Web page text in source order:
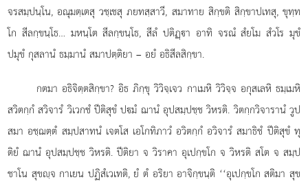
จรสมฺปนฺโน, อณุมตฺเตสุ วชฺเชสุภยทสฺสาวี, สมาทาย สิกฺขติ สิกฺขาปเทสุ, ขุทฺท
โก สีลกฺขนฺโธ… มหนฺโตสีลกฺขนฺโธ, สีลํ ปติฏฺา อาทิ จรณํ สํยโม สํวโร มุขํ
ปมุขํ กุสลานํ ธมฺมานํ สมาปตฺติยา – อยํ อธิสีลสิกฺขา.
กตมา อธิจิตฺตสิกฺขา? อิธ ภิกฺขุ วิวิจฺเจว กาเมหิ วิวิจฺจ อกุสเลหิ ธมฺเมหิ
สวิตกฺกํ สวิจารํ วิเวกชํ ปีติสุขํ ปมํ ฌานํ อุปสมฺปชฺช วิหรติ. วิตกฺกวิจารานํ วูป
สมา อชฺฌตฺตํ สมฺปสาทนํ เจตโส เอโกทิภาวํ อวิตกฺกํ อวิจารํ สมาธิชํ ปีติสุขํ ทุ
ติยํ ฌานํ อุปสมฺปชฺช วิหรติ. ปีติยา จ วิราคา อุเปกฺขโก จ วิหรติ สโต จ สมฺป
ชาโน สุขฺจ กาเยน ปฏิสํเวเทติ, ยํ ตํ อริยา อาจิกฺขนฺติ ‘‘อุเปกฺขโก สติมา สุข